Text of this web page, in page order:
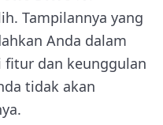
Tampilannya yang
Anda dalam
fitur dan keunggulan
tidak akan